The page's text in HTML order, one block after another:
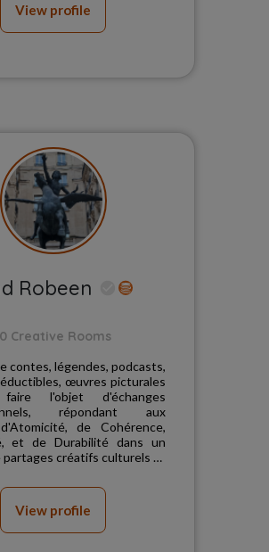
View profile
Robeen
Creative Rooms
contes, légendes, podcasts,
œuvres picturales
l'objet d'échanges
répondant aux
de Cohérence,
et de Durabilité dans un
créatifs culturels et
View profile